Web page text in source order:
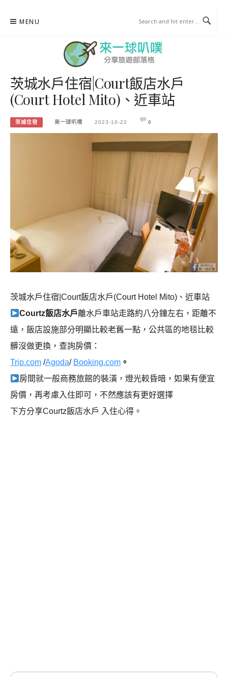
MENU
來一球叭噗
分享日本自助部落格
茨城水戶住宿|Court飯店水戶
(Court Hotel Mito)、近車站
茨城住宿 來一球叭噗 2023-10-22 0
茨城水戶住宿|Court飯店水戶(Court Hotel Mito)、近車站
Courtz飯店水戶離水戶車站走路約八分鐘左右，距離不
遠，飯店設施部分明顯比較老舊一點，公共區的地毯比較
髒沒做更換，查詢房價：
Trip.com /Agoda/ Booking.com 。
房間就一般商務旅館的裝潢，燈光較昏暗，如果有便宜
房價，再考慮入住即可，不然應該有更好選擇
下方分享Courtz飯店水戶 入住心得。